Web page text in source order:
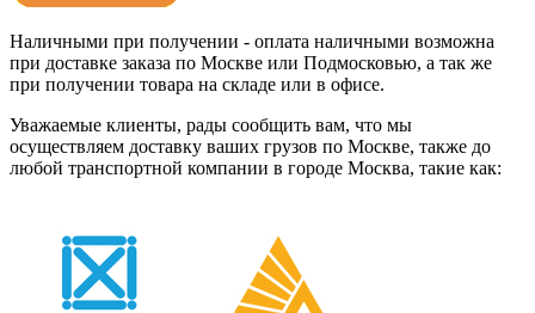
Наличными при получении - оплата наличными возможна
при доставке заказа по Москве или Подмосковью, а так же
при получении товара на складе или в офисе.
Уважаемые клиенты, рады сообщить вам, что мы
осуществляем доставку ваших грузов по Москве, также до
любой транспортной компании в городе Москва, такие как: